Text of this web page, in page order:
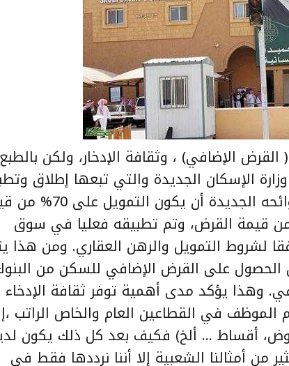
الإضافي) ، وثقافة الإدخار، ولكن بالطبع
الإسكان الجديدة والتي تبعها إطلاق
التمويل الإضافي بصيغته الجديدة والذي تضمنت لوائحه الجديدة
وتكون الدفعة الأولى في التمويل 30% من قيمة القرض، وتم تطبيقه فعليا في سوق
لشروط التمويل والرهن العقاري. ومن هذا
على القرض الإضافي للسكن من
القرض الإضافي. وهذا يؤكد مدى أهمية توفر ثقافة
الموظف في القطاعين العام والخاص الراتب
أقساط … ألخ) فكيف بعد كل ذلك يكون
من أمثالنا الشعبية إلا أننا نرددها فقط في